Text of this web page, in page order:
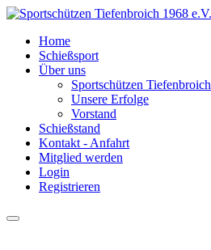
Home
Schießsport
Über uns
Sportschützen Tiefenbroich
Unsere Erfolge
Vorstand
Schießstand
Kontakt - Anfahrt
Mitglied werden
Login
Registrieren